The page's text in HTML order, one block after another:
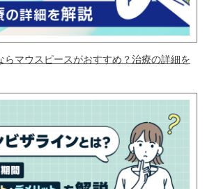
らマウスピースがおすすめ？治療の詳細を